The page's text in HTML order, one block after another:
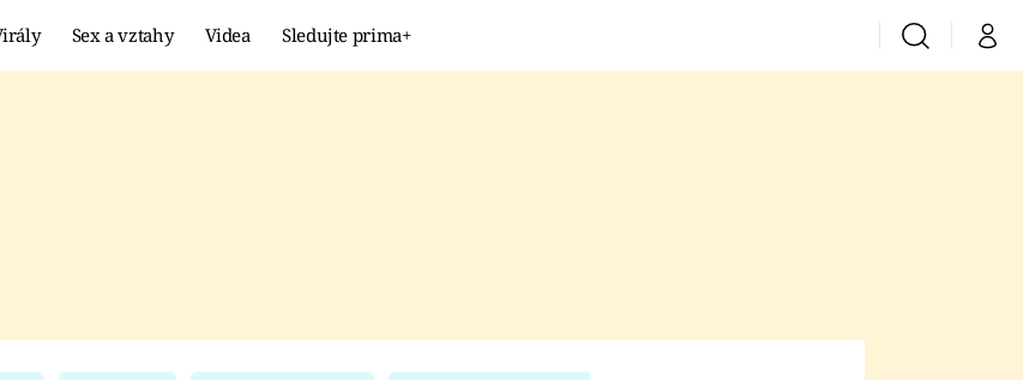
Sex a vztahy Videa Sledujte prima+ VyhledáváníMůj